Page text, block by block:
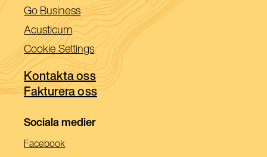
i
ett
nytt
fönster)
Go Business(Öppnas
i
ett
nytt
fönster)
Acusticum(Öppnas
i
ett
nytt
fönster)
Cookie Settings
Kontakta oss
Fakturera oss
Sociala medier
Facebook(Öppnas